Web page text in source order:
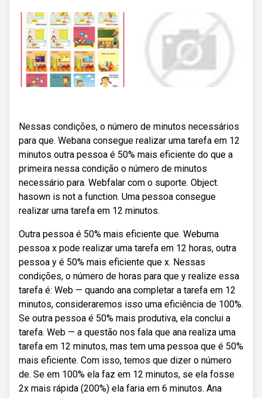
Nessas condições, o número de minutos necessários
para que. Webana consegue realizar uma tarefa em 12
minutos outra pessoa é 50% mais eficiente do que a
primeira nessa condição o número de minutos
necessário para. Webfalar com o suporte. Object.
hasown is not a function. Uma pessoa consegue
realizar uma tarefa em 12 minutos.
Outra pessoa é 50% mais eficiente que. Webuma
pessoa x pode realizar uma tarefa em 12 horas, outra
pessoa y é 50% mais eficiente que x. Nessas
condições, o número de horas para que y realize essa
tarefa é: Web — quando ana completar a tarefa em 12
minutos, consideraremos isso uma eficiência de 100%.
Se outra pessoa é 50% mais produtiva, ela conclui a
tarefa. Web — a questão nos fala que ana realiza uma
tarefa em 12 minutos, mas tem uma pessoa que é 50%
mais eficiente. Com isso, temos que dizer o número
de. Se em 100% ela faz em 12 minutos, se ela fosse
2x mais rápida (200%) ela faria em 6 minutos. Ana